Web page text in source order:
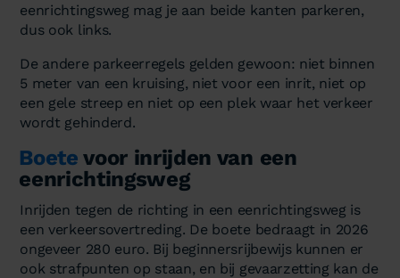
eenrichtingsweg mag je aan beide kanten parkeren,
dus ook links.
De andere parkeerregels gelden gewoon: niet binnen
5 meter van een kruising, niet voor een inrit, niet op
een gele streep en niet op een plek waar het verkeer
wordt gehinderd.
Boete voor inrijden van een
eenrichtingsweg
Inrijden tegen de richting in een eenrichtingsweg is
een verkeersovertreding. De boete bedraagt in 2026
ongeveer 280 euro. Bij beginnersrijbewijs kunnen er
ook strafpunten op staan, en bij gevaarzetting kan de